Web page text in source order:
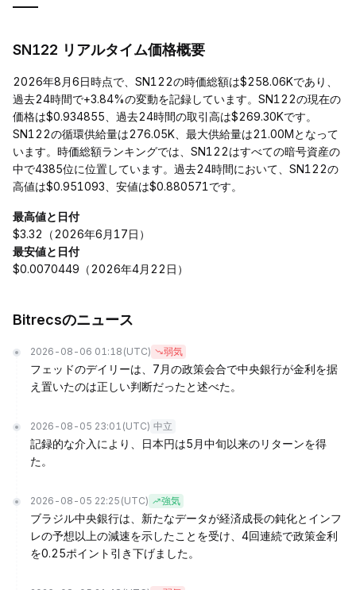
SN122 リアルタイム価格概要
2026年8月6日時点で、SN122の時価総額は$258.06Kであり、
過去24時間で+3.84%の変動を記録しています。SN122の現在の
価格は$0.934855、過去24時間の取引高は$269.30Kです。
SN122の循環供給量は276.05K、最大供給量は21.00Mとなって
います。時価総額ランキングでは、SN122はすべての暗号資産の
中で4385位に位置しています。過去24時間において、SN122の
高値は$0.951093、安値は$0.880571です。
最高値と日付
$3.32（2026年6月17日）
最安値と日付
$0.0070449（2026年4月22日）
Bitrecsのニュース
2026-08-06 01:18 (UTC) 弱気
フェッドのデイリーは、7月の政策会合で中央銀行が金利を据
え置いたのは正しい判断だったと述べた。
2026-08-05 23:01 (UTC) 中立
記録的な介入により、日本円は5月中旬以来のリターンを得
た。
2026-08-05 22:25 (UTC) 強気
ブラジル中央銀行は、新たなデータが経済成長の鈍化とインフ
レの予想以上の減速を示したことを受け、4回連続で政策金利
を0.25ポイント引き下げました。